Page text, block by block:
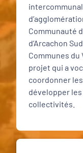
Communauté
d’Arcachon
Communes du
projet qui a
coordonner
développer
collectivités.